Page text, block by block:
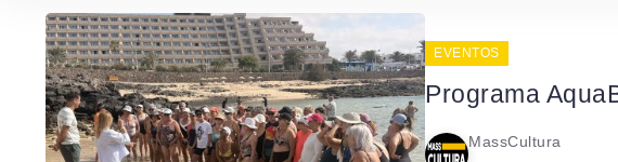
EVENTOS
Programa
MassCultura